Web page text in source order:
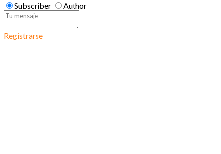
Subscriber
Author
Registrarse